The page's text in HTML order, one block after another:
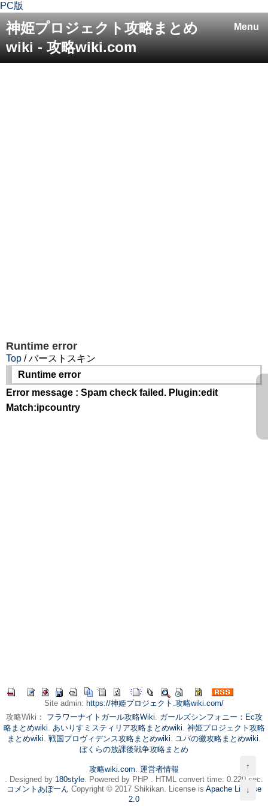
PC版
Menu
神姫プロジェクト攻略まとめ
wiki - 攻略wiki.com
Runtime error
Top / バーストスキン
Runtime error
Error message : Spam check failed. Plugin:edit
Match:ipcountry
Site admin: https://神姫プロジェクト.攻略wiki.com/
攻略Wiki： フラワーナイトガール攻略Wiki. ガールズシンフォニー：Ec攻
略まとめwiki. あいりすミスティリア攻略まとめwiki. 神姫プロジェクト攻略
まとめwiki. 戦国プロヴィデンス攻略まとめwiki. ユバの徽攻略まとめwiki.
ぼくらの放課後戦争攻略まとめ
攻略wiki.com. 運営者情報
. Designed by 180style. Powered by PHP . HTML convert time: 0.220 sec.
コメントあぼーん Copyright © 2017 Shikikan. License is Apache License
2.0
↑
↓